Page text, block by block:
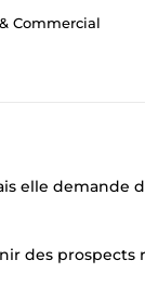
Commercial
elle demande
des prospects